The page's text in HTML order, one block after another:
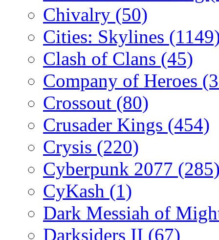
Chivalry (50)
Cities: Skylines
Clash of Clans (45)
Company of Heroes
Crossout (80)
Crusader Kings (454)
Crysis (220)
Cyberpunk 2077
CyKash (1)
Dark Messiah of
Darksiders II (67)